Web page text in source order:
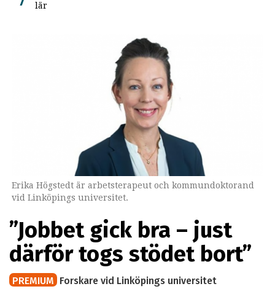
lär
Erika Högstedt är arbetsterapeut och kommundoktorand
vid Linköpings universitet.
”Jobbet gick bra – just
därför togs stödet bort”
PREMIUM Forskare vid Linköpings universitet